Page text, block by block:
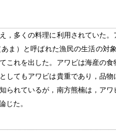
，多くの料理に利用されていた
ま）と呼ばれた漁民の生活の
これを出した。アワビは海産の
してもアワビは貴重であり，品
られているが，南方熊楠は，ア
じた。